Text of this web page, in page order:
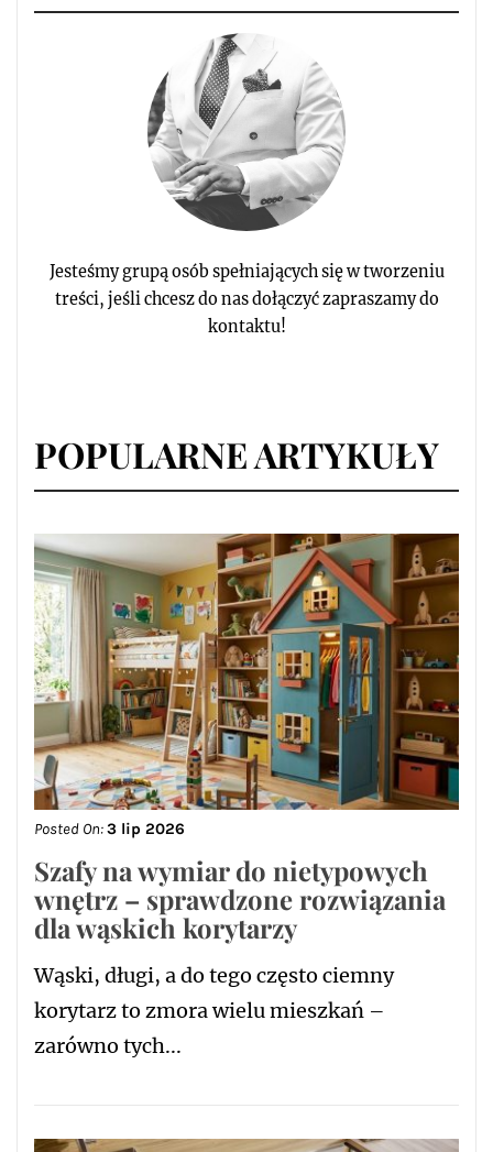
Jesteśmy grupą osób spełniających się w tworzeniu
treści, jeśli chcesz do nas dołączyć zapraszamy do
kontaktu!
POPULARNE ARTYKUŁY
Posted On:3 lip 2026
Szafy na wymiar do nietypowych
wnętrz – sprawdzone rozwiązania
dla wąskich korytarzy
Wąski, długi, a do tego często ciemny
korytarz to zmora wielu mieszkań –
zarówno tych...